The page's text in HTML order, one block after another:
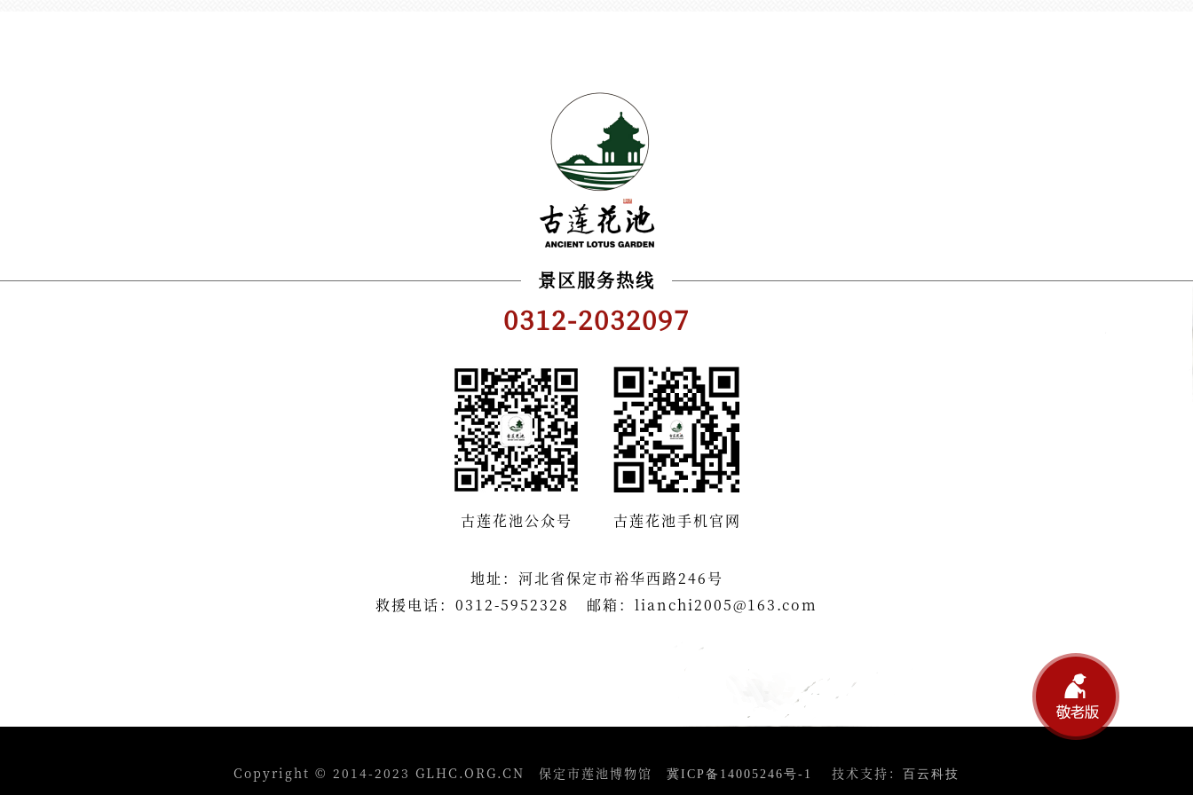
景区服务热线
0312-2032097
古莲花池公众号 古莲花池手机官网
地址：河北省保定市裕华西路246号
救援电话：0312-5952328
邮箱：lianchi2005@163.com
Copyright © 2014-2023 GLHC.ORG.CN 保定市莲池博物馆 冀ICP备14005246号-1 技术支持： 百云科技